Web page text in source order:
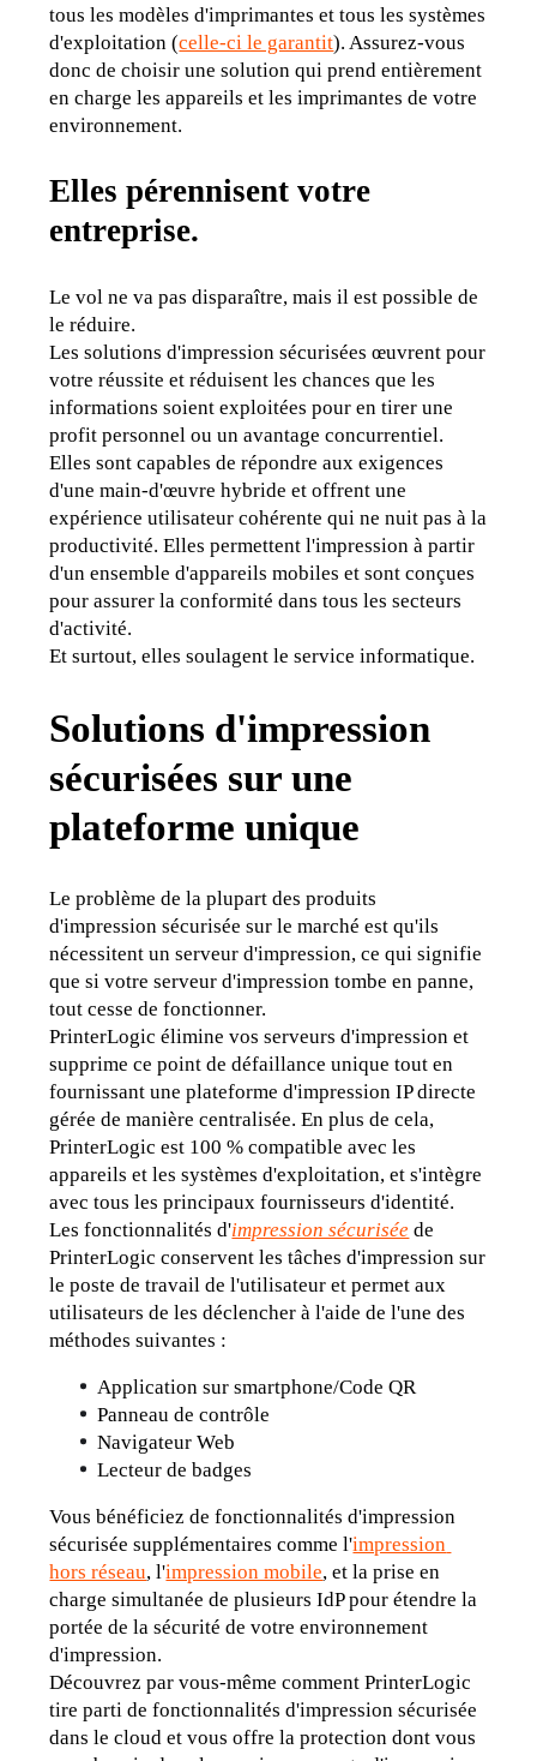
tous les modèles d'imprimantes et tous les systèmes
d'exploitation (celle-ci le garantit). Assurez-vous
donc de choisir une solution qui prend entièrement
en charge les appareils et les imprimantes de votre
environnement.
Ellespérennisent votre
entreprise.
Le vol ne va pas disparaître, mais il est possible de
le réduire.
Les solutions d'impression sécurisées œuvrent pour
votre réussite et réduisent les chances que les
informations soient exploitées pour en tirer une
profit personnel ou un avantage concurrentiel.
Elles sont capables de répondre aux exigences
d'une main-d'œuvre hybride et offrent une
expérience utilisateur cohérente qui ne nuit pas à la
productivité. Elles permettent l'impression à partir
d'un ensemble d'appareils mobiles et sont conçues
pour assurer la conformité dans tous les secteurs
d'activité.
Et surtout, elles soulagent le service informatique.
Solutions d'impression
sécurisées sur une
plateforme unique
Le problème de la plupart des produits
d'impression sécurisée sur le marché est qu'ils
nécessitent un serveur d'impression, ce qui signifie
que si votre serveur d'impression tombe en panne,
tout cesse de fonctionner.
PrinterLogic élimine vos serveurs d'impression et
supprime ce point de défaillance unique tout en
fournissant une plateforme d'impression IP directe
gérée de manière centralisée. En plus de cela,
PrinterLogic est 100 % compatible avec les
appareils et les systèmes d'exploitation, et s'intègre
avec tous les principaux fournisseurs d'identité.
Les fonctionnalités d'impression sécurisée de
PrinterLogic conservent les tâches d'impression sur
le poste de travail de l'utilisateur et permet aux
utilisateurs de les déclencher à l'aide de l'une des
méthodes suivantes :
Application sur smartphone/Code QR
Panneau de contrôle
Navigateur Web
Lecteur de badges
Vous bénéficiez de fonctionnalités d'impression
sécurisée supplémentaires comme l'impression
hors réseau, l'impression mobile, et la prise en
charge simultanée de plusieurs IdP pour étendre la
portée de la sécurité de votre environnement
d'impression.
Découvrez par vous-même comment PrinterLogic
tire parti de fonctionnalités d'impression sécurisée
dans le cloud et vous offre la protection dont vous